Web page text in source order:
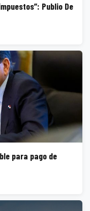
Publio De
para pago de